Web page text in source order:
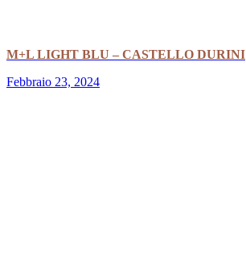
M+L LIGHT BLU – CASTELLO DURINI
Febbraio 23, 2024